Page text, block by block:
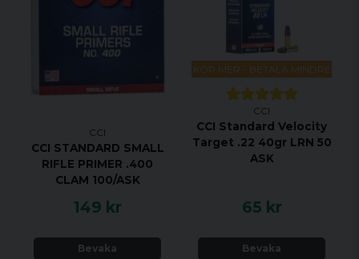
CCI
CCI STANDARD SMALL
RIFLE PRIMER .400
CLAM 100/ASK
149 kr
Bevaka
KÖP MER - BETALA MINDRE
CCI
CCI Standard Velocity
Target .22 40gr LRN 50
ASK
65 kr
Bevaka